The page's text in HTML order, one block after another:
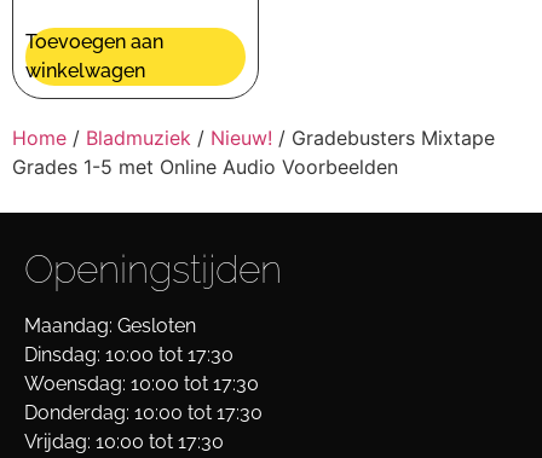
Toevoegen aan
winkelwagen
Home / Bladmuziek / Nieuw! / Gradebusters Mixtape
Grades 1-5 met Online Audio Voorbeelden
Openingstijden
Maandag: Gesloten
Dinsdag: 10:00 tot 17:30
Woensdag: 10:00 tot 17:30
Donderdag: 10:00 tot 17:30
Vrijdag: 10:00 tot 17:30